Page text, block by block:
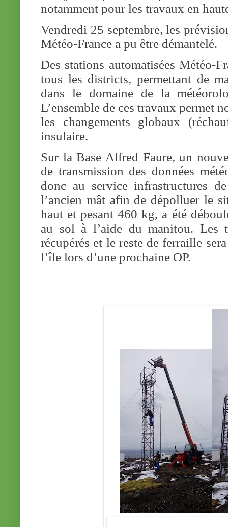
notamment pour les travaux en
Vendredi 25 septembre, les
Météo-France a pu être démantelé.
Des stations automatisées Météo-
tous les districts, permettant de
dans le domaine de la
L’ensemble de ces travaux permet
les changements globaux
insulaire.
Sur la Base Alfred Faure, un
de transmission des données
donc au service infrastructures
l’ancien mât afin de dépolluer le
haut et pesant 460 kg, a été
au sol à l’aide du manitou. Les
récupérés et le reste de ferraille
l’île lors d’une prochaine OP.